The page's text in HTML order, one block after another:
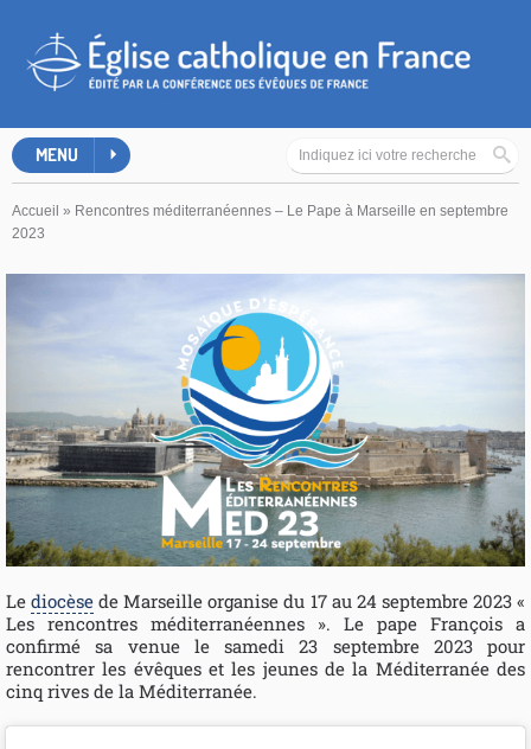
MENU
Accueil » Rencontres méditerranéennes – Le Pape à Marseille en septembre
2023
Lediocèse de Marseille organise du 17 au 24 septembre 2023 «
Les rencontres méditerranéennes ». Le pape François a
confirmé sa venue le samedi 23 septembre 2023 pour
rencontrer les évêques et les jeunes de la Méditerranée des
cinq rives de la Méditerranée.